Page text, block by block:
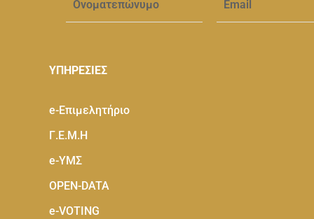
ΥΠΗΡΕΣΙΕΣ
e-Eπιμελητήριο
Γ.Ε.Μ.Η
e-ΥΜΣ
OPEN-DATA
e-VOTING